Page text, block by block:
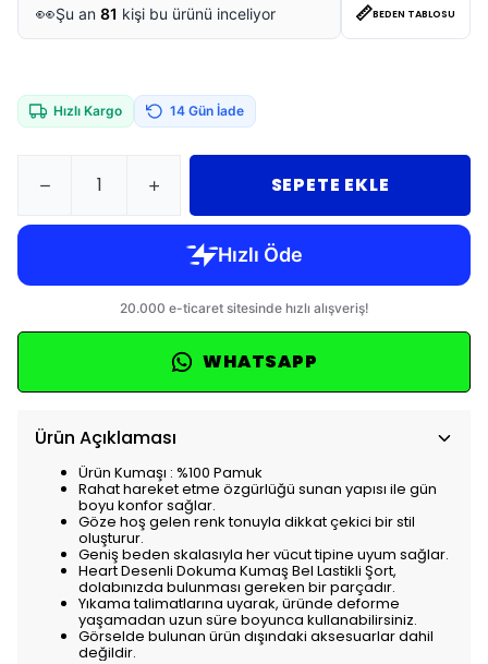
👀Şu an 81 kişi bu ürünü inceliyor 📏BEDEN TABLOSU
Hızlı Kargo 14 Gün İade
SEPETE EKLE
WHATSAPP
Ürün Açıklaması
Ürün Kumaşı : %100 Pamuk
Rahat hareket etme özgürlüğü sunan yapısı ile gün
boyu konfor sağlar.
Göze hoş gelen renk tonuyla dikkat çekici bir stil
oluşturur.
Geniş beden skalasıyla her vücut tipine uyum sağlar.
Heart Desenli Dokuma Kumaş Bel Lastikli Şort,
dolabınızda bulunması gereken bir parçadır.
Yıkama talimatlarına uyarak, üründe deforme
yaşamadan uzun süre boyunca kullanabilirsiniz.
Görselde bulunan ürün dışındaki aksesuarlar dahil
değildir.